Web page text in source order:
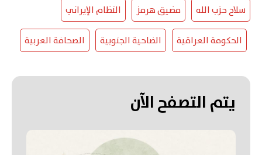
سلاح حزب الله مضيق هرمز النظام الإيراني
الحكومة العراقية الضاحية الجنوبية الصحافة العربية
يتم التصفح الآن